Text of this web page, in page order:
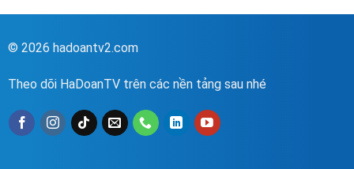
© 2026 hadoantv2.com
Theo dõi HaDoanTV trên các nền tảng sau nhé